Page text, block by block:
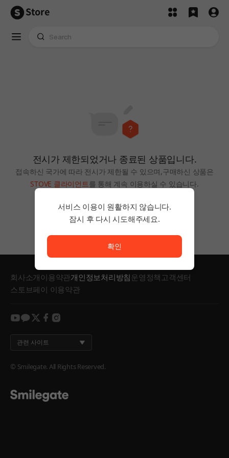
Store
전시가 제한되었거나 종료된 상품입니다.
접속하신 국가에 따라 전시가 제한될 수 있으며,구매하신 상품은
STOVE 클라이언트를 통해 계속 이용하실 수 있습니다.
홈으로
회사소개이용약관개인정보처리방침운영정책 고객센터
스토브페이 이용약관
youtube
kakaotwitterfacebook
instagram
관련 사이트
© Smilegate. All Rights Reserved.
서비스 이용이 원활하지 않습니다.
잠시 후 다시 시도해주세요.
확인